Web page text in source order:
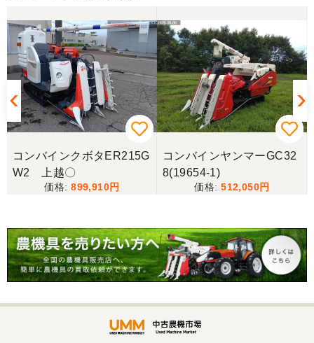
ただきましたありがとうございます
岐阜県／長池松広
この度は、コンバイン購入に際しまして、納品日に
際しては、ご配慮頂き誠にありがとうございまし
た。本当に助かりました。
岐阜県／バインダー
急なお願いにも対応ありがとうございました。 あり
がとうございました。 親切に対応していただきまし
岐阜県／横倉林
ありがとうございます。
岐阜県／横倉林
コンバインクボタER215G
W2 上越〇
899,910
コンバインヤンマーGC32
8(19654-1)
512,050